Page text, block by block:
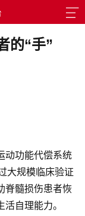
的“手”
动功能代偿系统
大规模临床验证
脊髓损伤患者恢
自理能力。